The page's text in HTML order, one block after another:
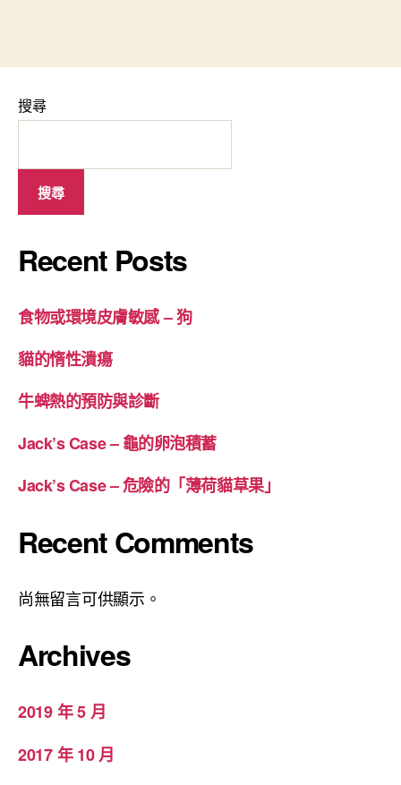
搜尋
搜尋
Recent Posts
食物或環境皮膚敏感 – 狗
貓的惰性潰瘍
牛蜱熱的預防與診斷
Jack’s Case – 龜的卵泡積蓄
Jack’s Case – 危險的「薄荷貓草果」
Recent Comments
尚無留言可供顯示。
Archives
2019 年 5 月
2017 年 10 月